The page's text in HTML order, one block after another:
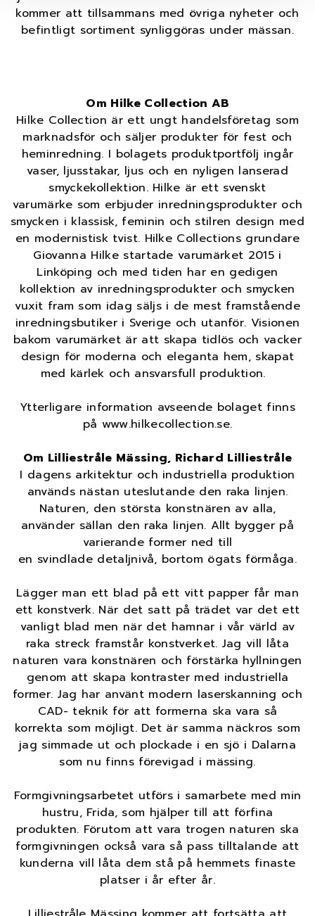
kommer att tillsammans med övriga nyheter och
befintligt sortiment synliggöras under mässan.
Om Hilke Collection AB
Hilke Collection är ett ungt handelsföretag som
marknadsför och säljer produkter för fest och
heminredning. I bolagets produktportfölj ingår
vaser, ljusstakar, ljus och en nyligen lanserad
smyckekollektion. Hilke är ett svenskt
varumärke som erbjuder inredningsprodukter och
smycken i klassisk, feminin och stilren design med
en modernistisk tvist. Hilke Collections grundare
Giovanna Hilke startade varumärket 2015 i
Linköping och med tiden har en gedigen
kollektion av inredningsprodukter och smycken
vuxit fram som idag säljs i de mest framstående
inredningsbutiker i Sverige och utanför. Visionen
bakom varumärket är att skapa tidlös och vacker
design för moderna och eleganta hem, skapat
med kärlek och ansvarsfull produktion.
Ytterligare information avseende bolaget finns
på www.hilkecollection.se.
Om Lilliestråle Mässing, Richard Lilliestråle
I dagens arkitektur och industriella produktion
används nästan uteslutande den raka linjen.
Naturen, den största konstnären av alla,
använder sällan den raka linjen. Allt bygger på
varierande former ned till
en svindlade detaljnivå, bortom ögats förmåga.
Lägger man ett blad på ett vitt papper får man
ett konstverk. När det satt på trädet var det ett
vanligt blad men när det hamnar i vår värld av
raka streck framstår konstverket. Jag vill låta
naturen vara konstnären och förstärka hyllningen
genom att skapa kontraster med industriella
former. Jag har använt modern laserskanning och
CAD- teknik för att formerna ska vara så
korrekta som möjligt. Det är samma näckros som
jag simmade ut och plockade i en sjö i Dalarna
som nu finns förevigad i mässing.
Formgivningsarbetet utförs i samarbete med min
hustru, Frida, som hjälper till att förfina
produkten. Förutom att vara trogen naturen ska
formgivningen också vara så pass tilltalande att
kunderna vill låta dem stå på hemmets finaste
platser i år efter år.